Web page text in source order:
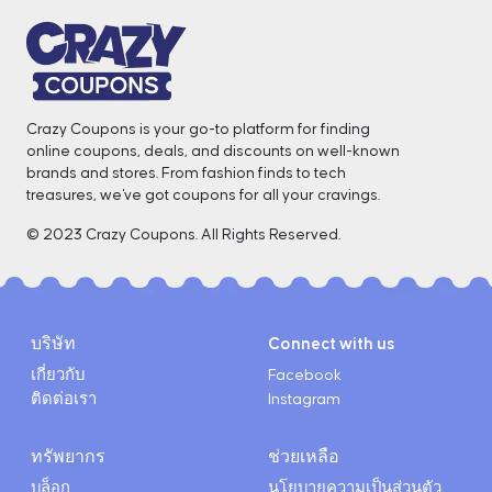
Crazy Coupons is your go-to platform for finding
online coupons, deals, and discounts on well-known
brands and stores. From fashion finds to tech
treasures, we've got coupons for all your cravings. ️
© 2023 Crazy Coupons. All Rights Reserved.
บริษัท
เกี่ยวกับ
ติดต่อเรา
Connect with us
Facebook
Instagram
ทรัพยากร
บล็อก
ช่วยเหลือ
นโยบายความเป็นส่วนตัว